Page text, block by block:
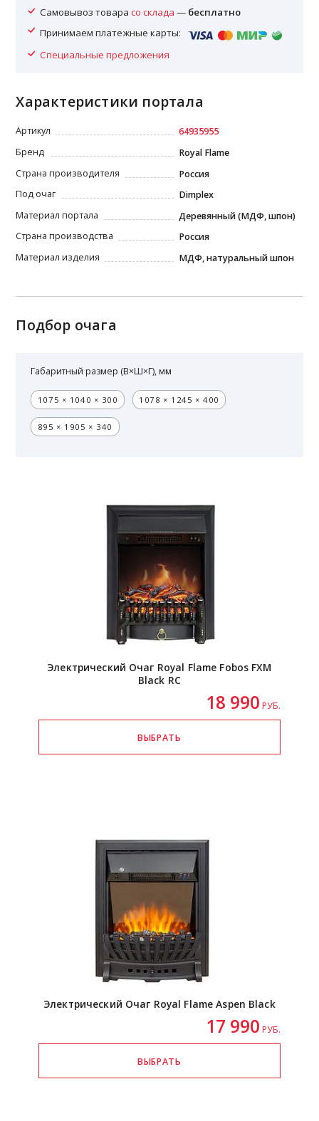
Самовывоз товарасо склада — бесплатно
Принимаем платежные карты:
Специальные предложения
Характеристики портала
Артикул
64935955
Бренд
Royal Flame
Страна производителя
Россия
Под очаг
Dimplex
Материал портала
Деревянный (МДФ, шпон)
Страна производства
Россия
Материал изделия
МДФ, натуральный шпон
Подбор очага
Габаритный размер (В×Ш×Г), мм
1075 × 1040 × 300 1078 × 1245 × 400
895 × 1905 × 340
Электрический Очаг Royal Flame Fobos FXM
Black RC
18 990 РУБ.
Электрический Очаг Royal Flame Aspen Black
17 990 РУБ.